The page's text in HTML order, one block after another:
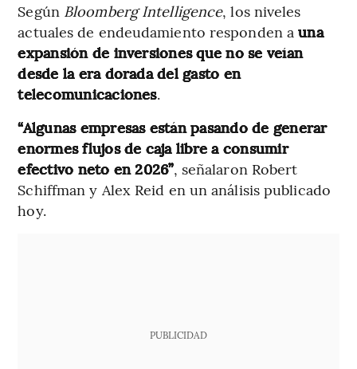
Según Bloomberg Intelligence, los niveles
actuales de endeudamiento responden auna
expansión de inversiones que no se veían
desde la era dorada del gasto en
telecomunicaciones.
“Algunas empresas están pasando de generar
enormes flujos de caja libre a consumir
efectivo neto en 2026”, señalaron Robert
Schiffman y Alex Reid en un análisis publicado
hoy.
PUBLICIDAD